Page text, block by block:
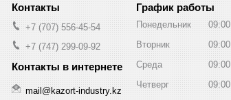
+7 (707) 556-45-54
+7 (747) 299-09-92
mail@kazort-industry.kz
График работы
Понедельник 09:00
Вторник
09:00
Среда
09:00
Четверг
09:00